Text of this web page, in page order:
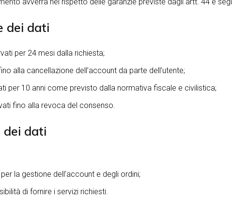
dei dati
per 24 mesi dalla richiesta;
alla cancellazione dell’account da parte dell’utente;
per 10 anni come previsto dalla normativa fiscale e civilistica;
fino alla revoca del consenso.
dei dati
la gestione dell’account e degli ordini;
di fornire i servizi richiesti.